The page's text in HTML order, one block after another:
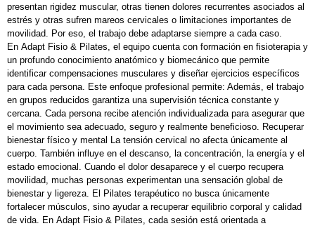
presentan rigidez muscular, otras tienen dolores recurrentes asociados al
estrés y otras sufren mareos cervicales o limitaciones importantes de
movilidad. Por eso, el trabajo debe adaptarse siempre a cada caso.
En Adapt Fisio & Pilates, el equipo cuenta con formación en fisioterapia y
un profundo conocimiento anatómico y biomecánico que permite
identificar compensaciones musculares y diseñar ejercicios específicos
para cada persona. Este enfoque profesional permite: Además, el trabajo
en grupos reducidos garantiza una supervisión técnica constante y
cercana. Cada persona recibe atención individualizada para asegurar que
el movimiento sea adecuado, seguro y realmente beneficioso. Recuperar
bienestar físico y mental La tensión cervical no afecta únicamente al
cuerpo. También influye en el descanso, la concentración, la energía y el
estado emocional. Cuando el dolor desaparece y el cuerpo recupera
movilidad, muchas personas experimentan una sensación global de
bienestar y ligereza. El Pilates terapéutico no busca únicamente
fortalecer músculos, sino ayudar a recuperar equilibrio corporal y calidad
de vida. En Adapt Fisio & Pilates, cada sesión está orientada a